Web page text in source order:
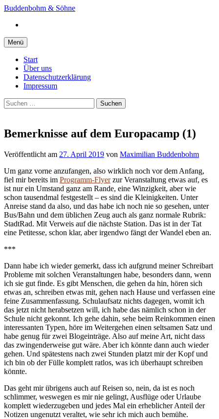
Springe
Inhalt
Buddenbohm & Söhne
Menü
Start
Über uns
Datenschutzerklärung
Impressum
Suchen
nach:
Bemerknisse auf dem Europacamp (1)
Veröffentlicht am 27. April 2019 von Maximilian Buddenbohm
Um ganz vorne anzufangen, also wirklich noch vor dem Anfang,
fiel mir bereits im Programm-Flyerzur Veranstaltung etwas auf, es
ist nur ein Umstand ganz am Rande, eine Winzigkeit, aber wie
schon tausendmal festgestellt – es sind die Kleinigkeiten. Unter
Anreise stand da also, und das habe ich noch nie so gesehen, unter
Bus/Bahn und dem üblichen Zeug auch als ganz normale Rubrik:
StadtRad. Mit Verweis auf die nächste Station. Das ist in der Tat
eine Petitesse, schon klar, aber irgendwo fängt der Wandel eben an.
***
Dann habe ich wieder gemerkt, dass ich aufgrund meiner Schreibart
Probleme mit solchen Veranstaltungen habe, besonders dann, wenn
ich sie gut finde. Es gibt Menschen, die gehen da hin, hören sich
etwas an, schreiben etwas mit, gehen nach Hause und verfassen eine
feine Zusammenfassung. Schulaufsatz nichts dagegen, womit ich
das jetzt nicht herabsetzen will, ich habe das nämlich schon in der
Schule nicht gekonnt. Ich gehe dahin, sehe beim Reinkommen einen
interessanten Typen, höre im Weitergehen einen seltsamen Satz und
habe genug für zwei Blogeinträge. Also auf meine Art, nicht dass
das zwingenderweise gut wäre. Aber ich könnte dann auch wieder
gehen. Und spätestens nach zwei Stunden platzt mir der Kopf und
ich bin ob der Fülle komplett ratlos, was ich überhaupt schreiben
könnte.
Das geht mir übrigens auch auf Reisen so, nein, da ist es noch
schlimmer, weswegen es mir nie gelingt, Ausflüge oder Urlaube
komplett wiederzugeben und jedes Mal ein erheblicher Anteil der
Notizen ungenutzt veraltet, wie sehr ich mich auch bemühe.